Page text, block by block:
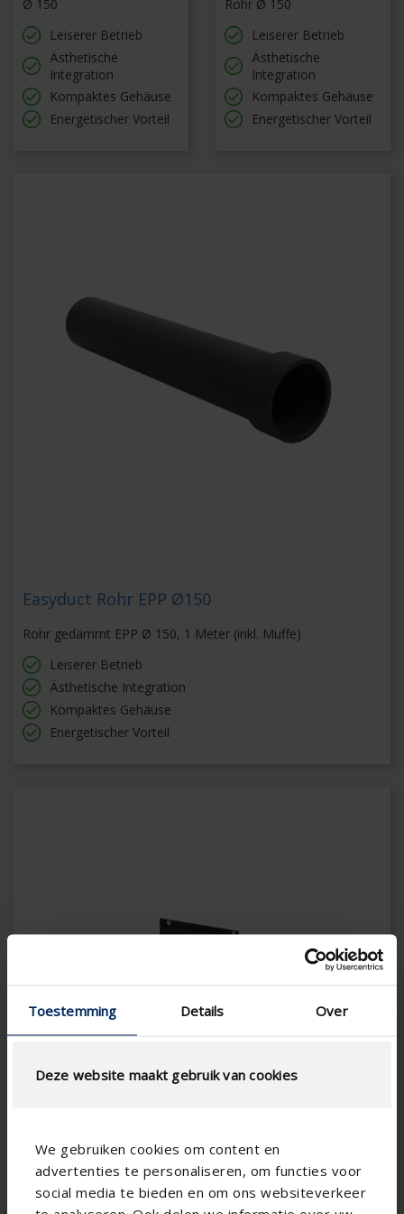
Toestemming Details Over
Deze website maakt gebruik van cookies
We gebruiken cookies om content en
advertenties te personaliseren, om functies voor
social media te bieden en om ons websiteverkeer
Ø 150
Leiserer Betrieb
Ästhetische
Integration
Kompaktes Gehäuse
Energetischer Vorteil
Rohr Ø 150
Leiserer Betrieb
Ästhetische
Integration
Kompaktes Gehäuse
Energetischer Vorteil
Easyduct Rohr EPP Ø150
Rohr gedämmt EPP Ø 150, 1 Meter (inkl. Muffe)
Leiserer Betrieb
Ästhetische Integration
Kompaktes Gehäuse
Energetischer Vorteil